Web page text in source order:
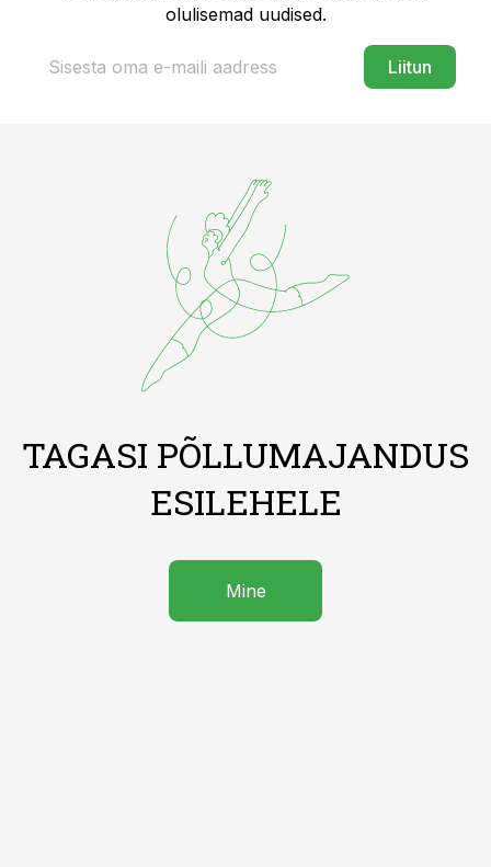
olulisemad uudised.
Liitun
TAGASI PÕLLUMAJANDUS
ESILEHELE
Mine